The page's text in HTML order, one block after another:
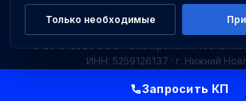
ИНН: 5259126137 · г. Нижний
Только необходимые
Запросить КП